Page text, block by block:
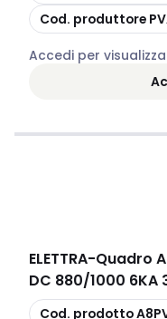
copia
Cod. produttore
Accedi per
ELETTRA-Quadro
DC 880/1000 6KA
copia
Cod. prodotto